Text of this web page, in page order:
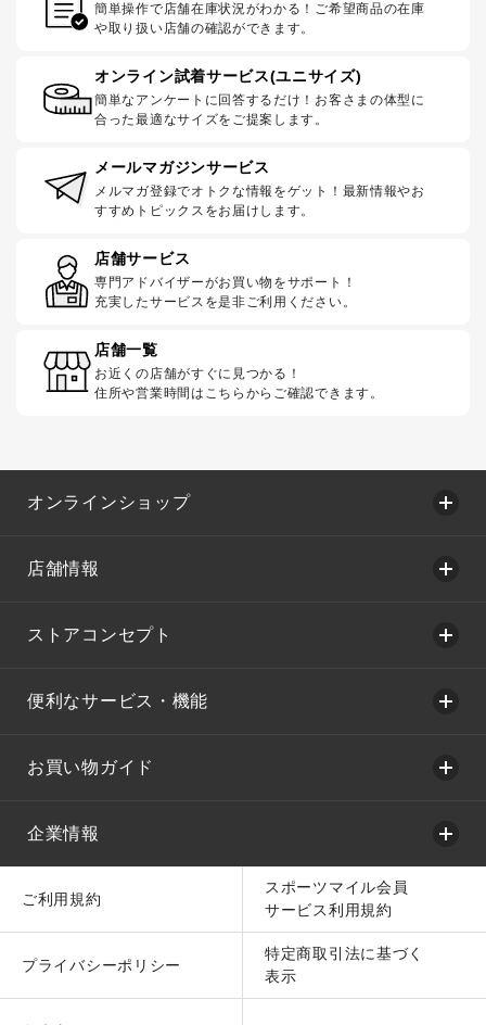
簡単操作で店舗在庫状況がわかる！ご希望商品の在庫
や取り扱い店舗の確認ができます。
オンライン試着サービス(ユニサイズ)
簡単なアンケートに回答するだけ！お客さまの体型に
合った最適なサイズをご提案します。
メールマガジンサービス
メルマガ登録でオトクな情報をゲット！最新情報やお
すすめトピックスをお届けします。
店舗サービス
専門アドバイザーがお買い物をサポート！
充実したサービスを是非ご利用ください。
店舗一覧
お近くの店舗がすぐに見つかる！
住所や営業時間はこちらからご確認できます。
オンラインショップ
店舗情報
ストアコンセプト
便利なサービス・機能
お買い物ガイド
企業情報
ご利用規約
スポーツマイル会員
サービス利用規約
プライバシーポリシー
特定商取引法に基づく
表示